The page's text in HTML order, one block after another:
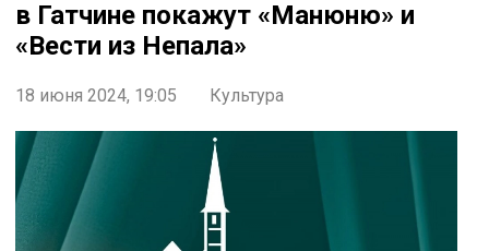
в Гатчине покажут «Манюню» и
«Вести из Непала»
18 июня 2024, 19:05 Культура